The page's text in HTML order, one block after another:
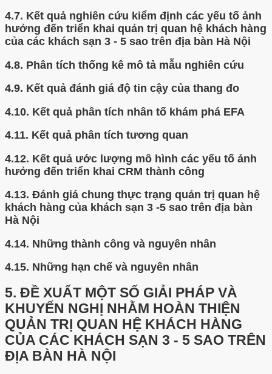
4.7. Kết quả nghiên cứu kiểm định các yếu tố ảnh
hưởng đến triển khai quản trị quan hệ khách hàng
của các khách sạn 3 - 5 sao trên địa bàn Hà Nội
4.8. Phân tích thống kê mô tả mẫu nghiên cứu
4.9. Kết quả đánh giá độ tin cậy của thang đo
4.10. Kết quả phân tích nhân tố khám phá EFA
4.11. Kết quả phân tích tương quan
4.12. Kết quả ước lượng mô hình các yếu tố ảnh
hưởng đến triển khai CRM thành công
4.13. Đánh giá chung thực trạng quản trị quan hệ
khách hàng của khách sạn 3 -5 sao trên địa bàn
Hà Nội
4.14. Những thành công và nguyên nhân
4.15. Những hạn chế và nguyên nhân
5. ĐỀ XUẤT MỘT SỐ GIẢI PHÁP VÀ
KHUYẾN NGHỊ NHẰM HOÀN THIỆN
QUẢN TRỊ QUAN HỆ KHÁCH HÀNG
CỦA CÁC KHÁCH SẠN 3 - 5 SAO TRÊN
ĐỊA BÀN HÀ NỘI